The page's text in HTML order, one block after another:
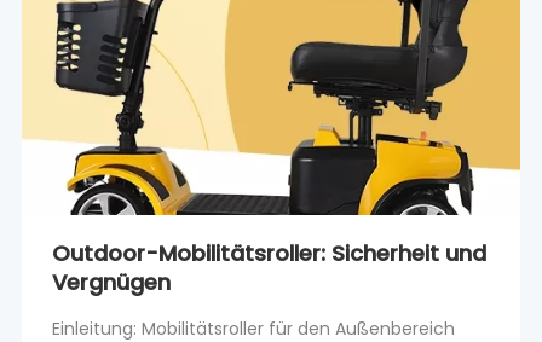
Outdoor-Mobilitätsroller: Sicherheit und
Vergnügen
Einleitung: Mobilitätsroller für den Außenbereich